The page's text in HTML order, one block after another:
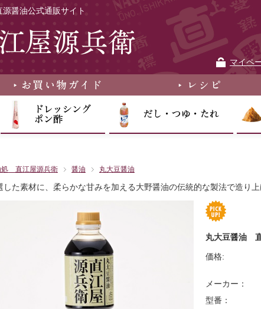
醤油公式通販サイト
マイペ
処 直江屋源兵衛 醤油 丸大豆醤油
した素材に、柔らかな甘みを加える大野醤油の伝統的な製法で造り上
丸大豆醤油
価格:
メーカー：
型番：